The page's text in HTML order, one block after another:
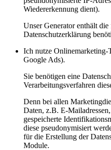
Wiedererkennung dient).
Unser Generator enthält
Datenschutzerklärung
Ich nutze
Google Ads).
Sie benötigen eine
Verarbeitungsverfahren
Denn bei allen
Daten, z.B. E-
gespeicherte
diese pseudonymisiert
für die Erstellung der
Module.